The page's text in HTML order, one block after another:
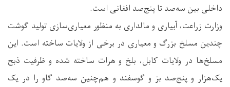
داخلی بین سه‌صد تا پنج‌صد افغانی است.
وزارت زراعت، آبیاری و مالداری به منظور معیاری‌سازی تولید گوشت
چندین مسلخ بزرگ و معیاری در برخی از ولایات ساخته است. این
مسلخ‌ها در ولایات کابل، بلخ و هرات ساخته شده و ظرفیت ذبح
یک‌هزار و پنج‌صد بز و گوسفند و هم‌چنین سه‌صد گاو را در یک